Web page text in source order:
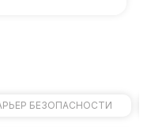
БЕЗОПАСНОСТИ